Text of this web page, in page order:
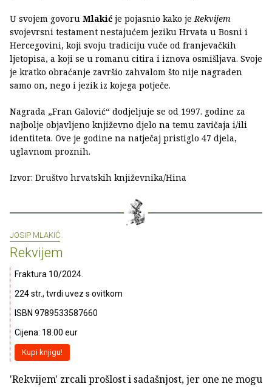
U svojem govoru Mlakić je pojasnio kako jeRekvijem
svojevrsni testament nestajućem jeziku Hrvata u Bosni i
Hercegovini, koji svoju tradiciju vuče od franjevačkih
ljetopisa, a koji se u romanu citira i iznova osmišljava. Svoje
je kratko obraćanje završio zahvalom što nije nagrađen
samo on, nego i jezik iz kojega potječe.
Nagrada „Fran Galović“ dodjeljuje se od 1997. godine za
najbolje objavljeno književno djelo na temu zavičaja i/ili
identiteta. Ove je godine na natječaj pristiglo 47 djela,
uglavnom proznih.
Izvor: Društvo hrvatskih književnika/Hina
JOSIP MLAKIĆ
Rekvijem
Fraktura 10/2024.
224 str., tvrdi uvez s ovitkom
ISBN 9789533587660
Cijena: 18.00 eur
Kupi knjigu!
'Rekvijem' zrcali prošlost i sadašnjost, jer one ne mogu